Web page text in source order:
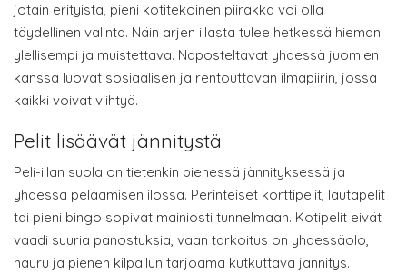
jotain erityistä, pieni kotitekoinen piirakka voi olla
täydellinen valinta. Näin arjen illasta tulee hetkessä hieman
ylellisempi ja muistettava. Naposteltavat yhdessä juomien
kanssa luovat sosiaalisen ja rentouttavan ilmapiirin, jossa
kaikki voivat viihtyä.
Pelit lisäävät jännitystä
Peli-illan suola on tietenkin pienessä jännityksessä ja
yhdessä pelaamisen ilossa. Perinteiset korttipelit, lautapelit
tai pieni bingo sopivat mainiosti tunnelmaan. Kotipelit eivät
vaadi suuria panostuksia, vaan tarkoitus on yhdessäolo,
nauru ja pienen kilpailun tarjoama kutkuttava jännitys.